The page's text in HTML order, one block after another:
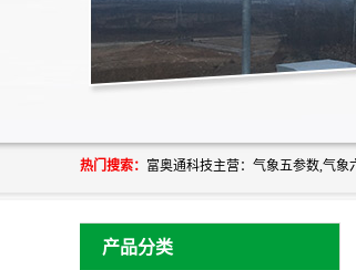
热门搜索：
产品分类